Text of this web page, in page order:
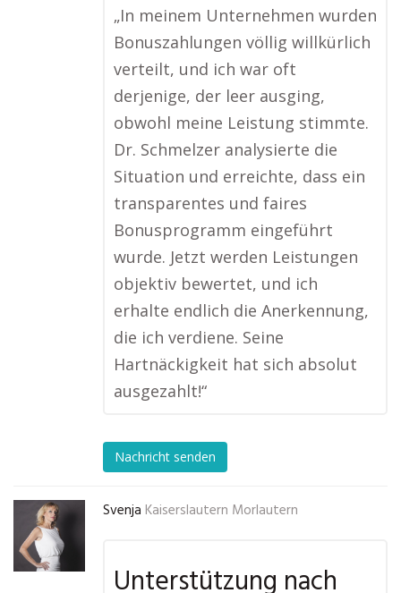
„In meinem Unternehmen wurden
Bonuszahlungen völlig willkürlich
verteilt, und ich war oft
derjenige, der leer ausging,
obwohl meine Leistung stimmte.
Dr. Schmelzer analysierte die
Situation und erreichte, dass ein
transparentes und faires
Bonusprogramm eingeführt
wurde. Jetzt werden Leistungen
objektiv bewertet, und ich
erhalte endlich die Anerkennung,
die ich verdiene. Seine
Hartnäckigkeit hat sich absolut
ausgezahlt!“
Nachricht senden
Svenja Kaiserslautern Morlautern
Unterstützung nach